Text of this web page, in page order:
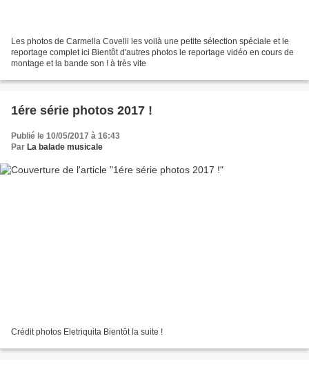
Les photos de Carmella Covelli les voilà une petite sélection spéciale et le
reportage complet ici Bientôt d'autres photos le reportage vidéo en cours de
montage et la bande son ! à très vite
1ére série photos 2017 !
Publié le 10/05/2017 à 16:43
Par La balade musicale
Crédit photos Eletriquita Bientôt la suite !